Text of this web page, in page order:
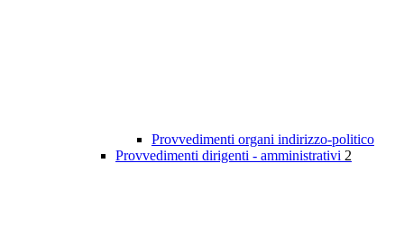
Provvedimenti organi indirizzo-politico
Provvedimenti dirigenti - amministrativi 2